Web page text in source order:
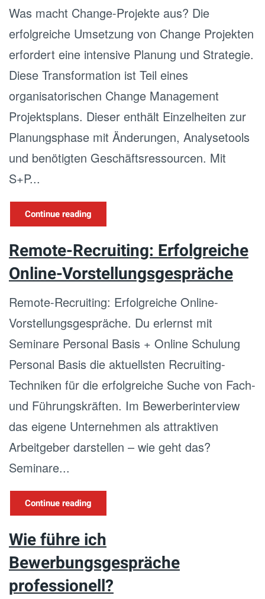
Was macht Change-Projekte aus? Die
erfolgreiche Umsetzung von Change Projekten
erfordert eine intensive Planung und Strategie.
Diese Transformation ist Teil eines
organisatorischen Change Management
Projektsplans. Dieser enthält Einzelheiten zur
Planungsphase mit Änderungen, Analysetools
und benötigten Geschäftsressourcen. Mit
S+P...
Continue reading
Remote-Recruiting: Erfolgreiche
Online-Vorstellungsgespräche
Remote-Recruiting: Erfolgreiche Online-
Vorstellungsgespräche. Du erlernst mit
Seminare Personal Basis + Online Schulung
Personal Basis die aktuellsten Recruiting-
Techniken für die erfolgreiche Suche von Fach-
und Führungskräften. Im Bewerberinterview
das eigene Unternehmen als attraktiven
Arbeitgeber darstellen – wie geht das?
Seminare...
Continue reading
Wie führe ich
Bewerbungsgespräche
professionell?